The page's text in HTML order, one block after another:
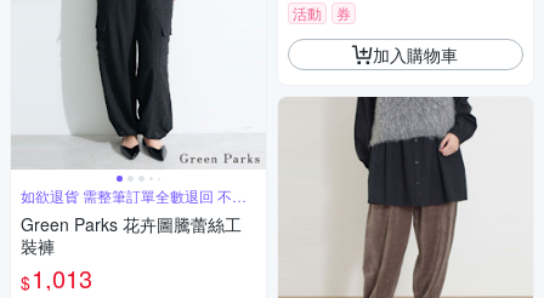
如欲退貨 需整筆訂單全數退回 不能
單退
Green Parks 花卉圖騰蕾絲工
裝褲
$1,013
活動 券
加入購物車